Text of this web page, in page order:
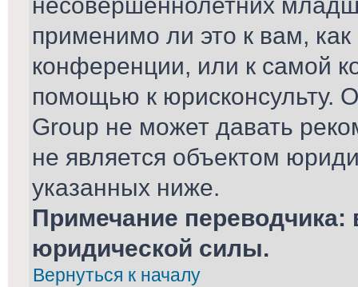
применимо ли это к вам,
конференции, или к самой
помощью к юрисконсульту.
Group не может давать
не является объектом
указанных ниже.
Примечание переводчика:
юридической силы.
Вернуться к началу